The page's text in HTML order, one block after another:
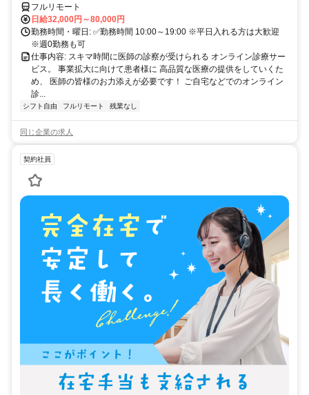
フルリモート
日給32,000円～80,000円
勤務時間・曜日: ✅勤務時間 10:00～19:00 ※平日入れる方は大歓迎
※週0勤務も可
仕事内容: スキマ時間に医師の診察が受けられる オンライン診療サー
ビス。 事業拡大に向けて患者様に 高品質な医療の提供をしていくた
め、 医師の皆様のお力添えが必要です！ ご自宅などでのオンライン
診...
シフト自由 フルリモート 残業なし
同じ企業の求人
契約社員